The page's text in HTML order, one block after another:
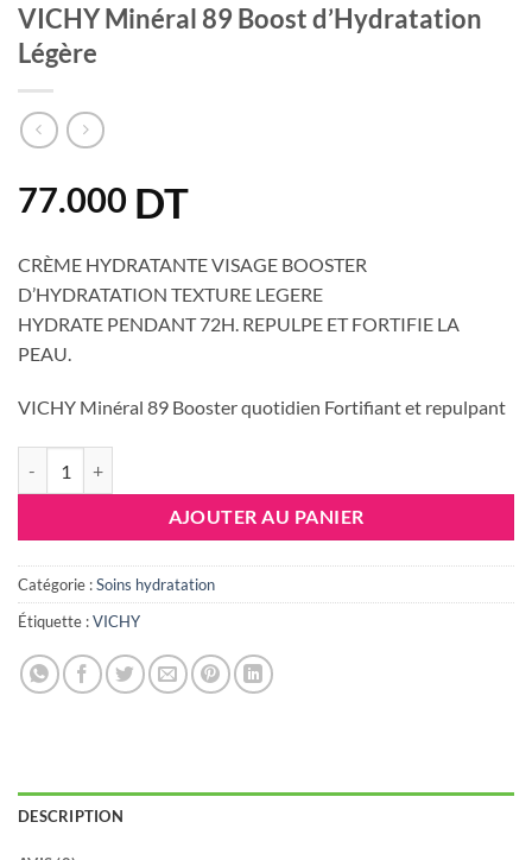
VICHY Minéral 89 Boost d’Hydratation
Légère
77.000 DT
CRÈME HYDRATANTE VISAGE BOOSTER
D’HYDRATATION TEXTURE LEGERE
HYDRATE PENDANT 72H. REPULPE ET FORTIFIE LA
PEAU.
VICHY Minéral 89 Booster quotidien Fortifiant et repulpant
AJOUTER AU PANIER
Catégorie :Soins hydratation
Étiquette :VICHY
DESCRIPTION